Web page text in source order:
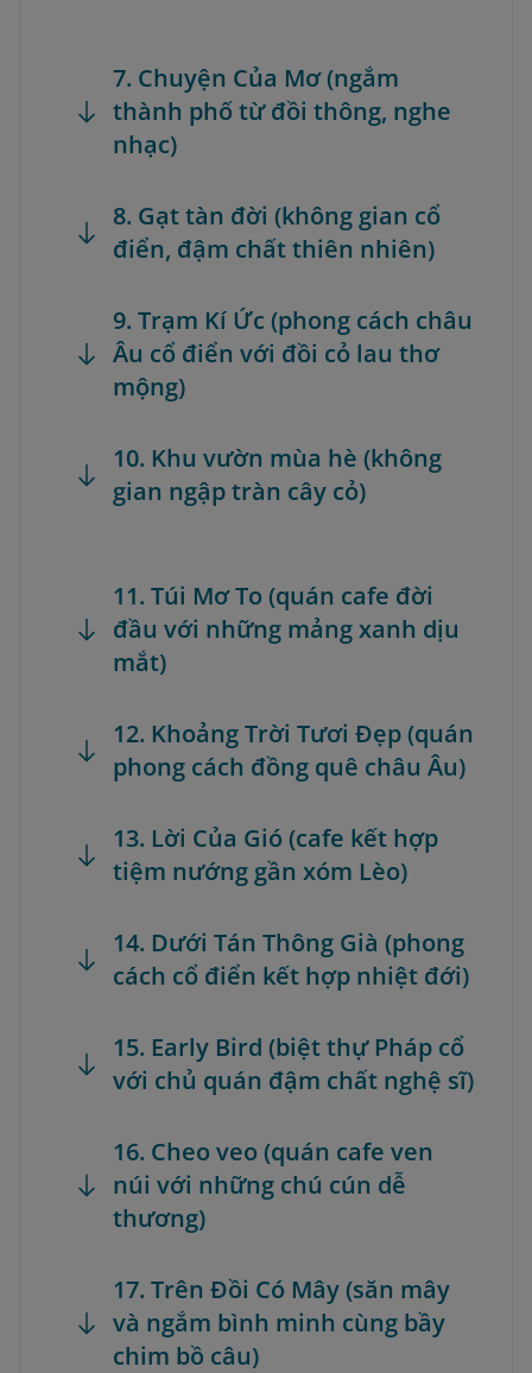
7. Chuyện Của Mơ (ngắm
thành phố từ đồi thông, nghe
nhạc)
8. Gạt tàn đời (không gian cổ
điển, đậm chất thiên nhiên)
9. Trạm Kí Ức (phong cách châu
Âu cổ điển với đồi cỏ lau thơ
mộng)
10. Khu vườn mùa hè (không
gian ngập tràn cây cỏ)
11. Túi Mơ To (quán cafe đời
đầu với những mảng xanh dịu
mắt)
12. Khoảng Trời Tươi Đẹp (quán
phong cách đồng quê châu Âu)
13. Lời Của Gió (cafe kết hợp
tiệm nướng gần xóm Lèo)
14. Dưới Tán Thông Già (phong
cách cổ điển kết hợp nhiệt đới)
15. Early Bird (biệt thự Pháp cổ
với chủ quán đậm chất nghệ sĩ)
16. Cheo veo (quán cafe ven
núi với những chú cún dễ
thương)
17. Trên Đồi Có Mây (săn mây
và ngắm bình minh cùng bầy
chim bồ câu)